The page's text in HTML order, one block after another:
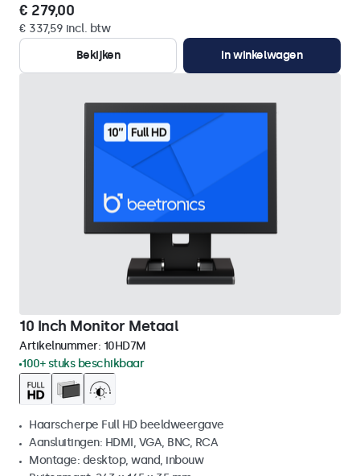
€ 279,00
€ 337,59 incl. btw
Bekijken
In winkelwagen
10 Inch Monitor Metaal
Artikelnummer: 10HD7M
100+ stuks beschikbaar
Haarscherpe Full HD beeldweergave
Aansluitingen: HDMI, VGA, BNC, RCA
Montage: desktop, wand, inbouw